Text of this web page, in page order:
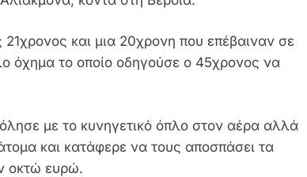
και μια 20χρονη που επέβαιναν σε
όχημα το οποίο οδηγούσε ο 45χρονος να
με το κυνηγετικό όπλο στον αέρα αλλά
και κατάφερε να τους αποσπάσει τα
οκτώ ευρώ.